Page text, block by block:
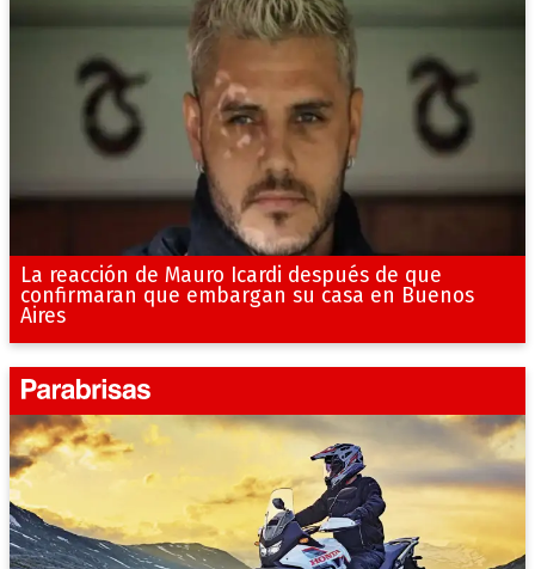
La reacción de Mauro Icardi después de que
confirmaran que embargan su casa en Buenos
Aires